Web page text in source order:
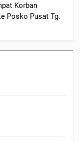
Korban
Posko Pusat Tg.